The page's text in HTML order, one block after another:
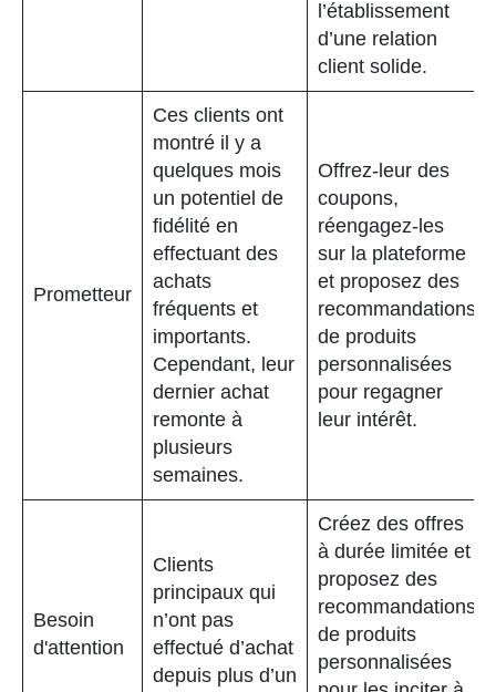
l’établissement
d’une relation
client solide.
Prometteur
Ces clients ont
montré il y a
quelques mois
un potentiel de
fidélité en
effectuant des
achats
fréquents et
importants.
Cependant, leur
dernier achat
remonte à
plusieurs
semaines.
Offrez-leur des
coupons,
réengagez-les
sur la plateforme
et proposez des
recommandations
de produits
personnalisées
pour regagner
leur intérêt.
Besoin
d'attention
Clients
principaux qui
n’ont pas
effectué d’achat
depuis plus d’un
Créez des offres
à durée limitée et
proposez des
recommandations
de produits
personnalisées